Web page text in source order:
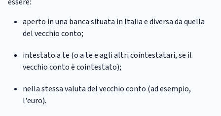
aperto in una banca situata in Italia e diversa da quella
del vecchio conto;
intestato a te (o a te e agli altri cointestatari, se il
vecchio conto è cointestato);
nella stessa valuta del vecchio conto (ad esempio,
l'euro).